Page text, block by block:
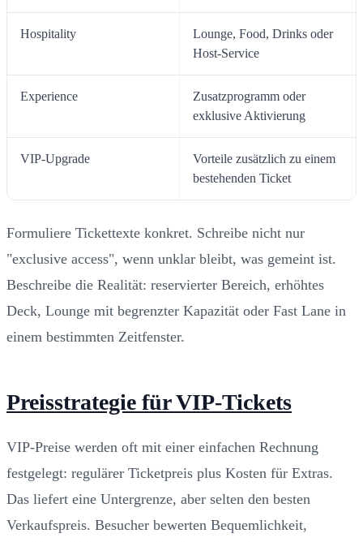
Hospitality
Lounge, Food, Drinks oder
Host-Service
Experience
Zusatzprogramm oder
exklusive Aktivierung
VIP-Upgrade
Vorteile zusätzlich zu einem
bestehenden Ticket
Formuliere Tickettexte konkret. Schreibe nicht nur
"exclusive access", wenn unklar bleibt, was gemeint ist.
Beschreibe die Realität: reservierter Bereich, erhöhtes
Deck, Lounge mit begrenzter Kapazität oder Fast Lane in
einem bestimmten Zeitfenster.
Preisstrategie für VIP-Tickets
VIP-Preise werden oft mit einer einfachen Rechnung
festgelegt: regulärer Ticketpreis plus Kosten für Extras.
Das liefert eine Untergrenze, aber selten den besten
Verkaufspreis. Besucher bewerten Bequemlichkeit,